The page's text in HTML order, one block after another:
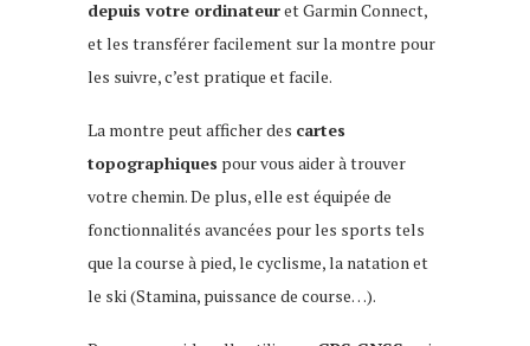
depuis votre ordinateuret Garmin Connect,
et les transférer facilement sur la montre pour
les suivre, c’est pratique et facile.
La montre peut afficher des cartes
topographiques pour vous aider à trouver
votre chemin. De plus, elle est équipée de
fonctionnalités avancées pour les sports tels
que la course à pied, le cyclisme, la natation et
le ski (Stamina, puissance de course…).